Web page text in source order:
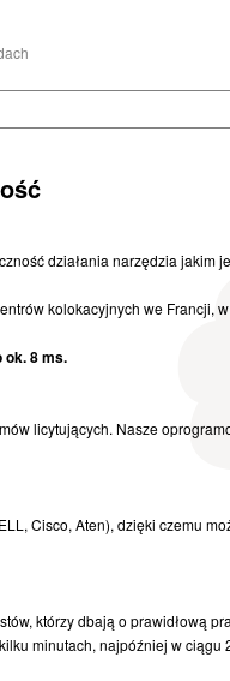
działania narzędzia jakim
kolokacyjnych we Francji,
ok. 8 ms.
licytujących. Nasze
Cisco, Aten), dzięki czemu
którzy dbają o prawidłową
minutach, najpóźniej w ciągu